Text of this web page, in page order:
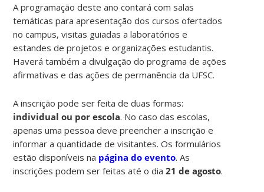
A programação deste ano contará com salas
temáticas para apresentação dos cursos ofertados
no campus, visitas guiadas a laboratórios e
estandes de projetos e organizações estudantis.
Haverá também a divulgação do programa de ações
afirmativas e das ações de permanência da UFSC.
A inscrição pode ser feita de duas formas:
individual ou por escola. No caso das escolas,
apenas uma pessoa deve preencher a inscrição e
informar a quantidade de visitantes. Os formulários
estão disponíveis na página do evento. As
inscrições podem ser feitas até o dia21 de agosto.